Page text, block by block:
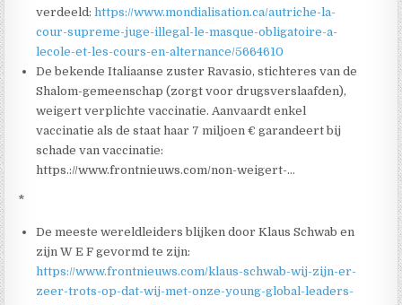
verdeeld:https://www.mondialisation.ca/autriche-la-
cour-supreme-juge-illegal-le-masque-obligatoire-a-
lecole-et-les-cours-en-alternance/5664610
De bekende Italiaanse zuster Ravasio, stichteres van de
Shalom-gemeenschap (zorgt voor drugsverslaafden),
weigert verplichte vaccinatie. Aanvaardt enkel
vaccinatie als de staat haar 7 miljoen € garandeert bij
schade van vaccinatie:
https.://www.frontnieuws.com/non-weigert-…
*
De meeste wereldleiders blijken door Klaus Schwab en
zijn W E F gevormd te zijn:
https://www.frontnieuws.com/klaus-schwab-wij-zijn-er-
zeer-trots-op-dat-wij-met-onze-young-global-leaders-